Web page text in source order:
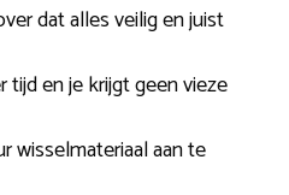
dat alles veilig en juist
en je krijgt geen vieze
wisselmateriaal aan te